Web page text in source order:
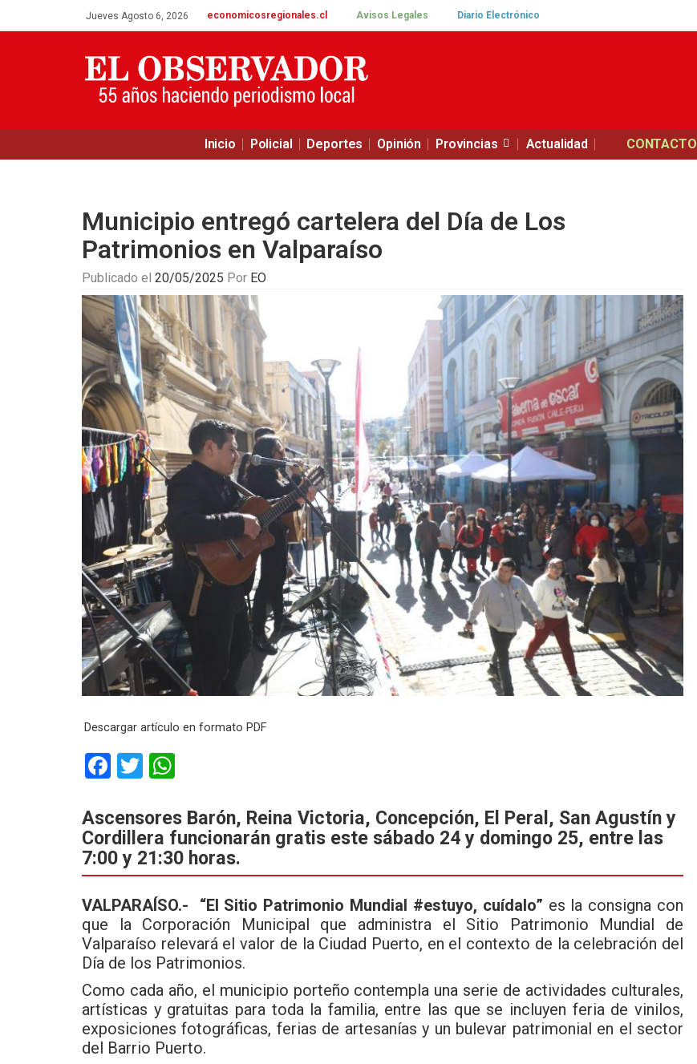
Jueves Agosto 6, 2026 economicosregionales.cl Avisos Legales Diario Electrónico
Inicio Policial Deportes Opinión Provincias Actualidad CONTACTO
Municipio entregó cartelera del Día de Los
Patrimonios en Valparaíso
Publicado el 20/05/2025 Por EO
Descargar artículo en formato PDF
F
ce
b
o
o
k
T
tt
er
at
s
A
p
p
Ascensores Barón, Reina Victoria, Concepción, El Peral, San Agustín y
Cordillera funcionarán gratis este sábado 24 y domingo 25, entre las
7:00 y 21:30 horas.
VALPARAÍSO.- “El Sitio Patrimonio Mundial #estuyo, cuídalo” es la consigna con
que la Corporación Municipal que administra el Sitio Patrimonio Mundial de
Valparaíso relevará el valor de la Ciudad Puerto, en el contexto de la celebración del
Día de los Patrimonios.
Como cada año, el municipio porteño contempla una serie de actividades culturales,
artísticas y gratuitas para toda la familia, entre las que se incluyen feria de vinilos,
exposiciones fotográficas, ferias de artesanías y un bulevar patrimonial en el sector
del Barrio Puerto.